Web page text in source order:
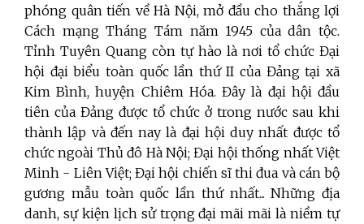
phóng quân tiến về Hà Nội, mở đầu cho thắng lợi
Cách mạng Tháng Tám năm 1945 của dân tộc.
Tỉnh Tuyên Quang còn tự hào là nơi tổ chức Đại
hội đại biểu toàn quốc lần thứ II của Đảng tại xã
Kim Bình, huyện Chiêm Hóa. Đây là đại hội đầu
tiên của Đảng được tổ chức ở trong nước sau khi
thành lập và đến nay là đại hội duy nhất được tổ
chức ngoài Thủ đô Hà Nội; Đại hội thống nhất Việt
Minh - Liên Việt; Đại hội chiến sĩ thi đua và cán bộ
gương mẫu toàn quốc lần thứ nhất... Những địa
danh, sự kiện lịch sử trọng đại mãi mãi là niềm tự